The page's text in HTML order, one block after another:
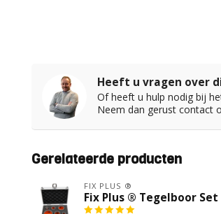
Heeft u vragen over
Of heeft u hulp nodig bij
Neem dan gerust contact
Gerelateerde producten
FIX PLUS ®
Fix Plus ® Tegelboor Set